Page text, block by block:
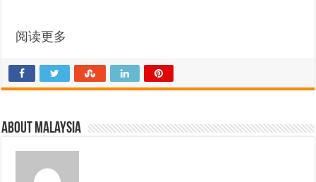
阅读更多
About Malaysia